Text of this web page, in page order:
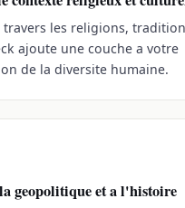
travers les religions,
ajoute une couche a votre
de la diversite humaine.
geopolitique et a l'histoire